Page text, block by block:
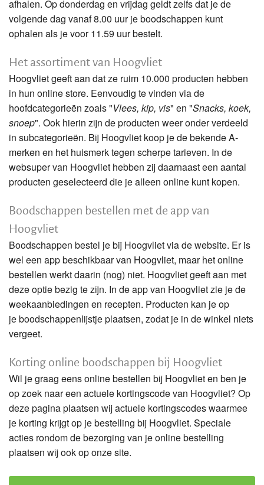
afhalen. Op donderdag en vrijdag geldt zelfs dat je de
volgende dag vanaf 8.00 uur je boodschappen kunt
ophalen als je voor 11.59 uur bestelt.
Het assortiment van Hoogvliet
Hoogvliet geeft aan dat ze ruim 10.000 producten hebben
in hun online store. Eenvoudig te vinden via de
hoofdcategorieën zoals "Vlees, kip, vis" en "Snacks, koek,
snoep". Ook hierin zijn de producten weer onder verdeeld
in subcategorieën. Bij Hoogvliet koop je de bekende A-
merken en het huismerk tegen scherpe tarieven. In de
websuper van Hoogvliet hebben zij daarnaast een aantal
producten geselecteerd die je alleen online kunt kopen.
Boodschappen bestellen met de app van
Hoogvliet
Boodschappen bestel je bij Hoogvliet via de website. Er is
wel een app beschikbaar van Hoogvliet, maar het online
bestellen werkt daarin (nog) niet. Hoogvliet geeft aan met
deze optie bezig te zijn. In de app van Hoogvliet zie je de
weekaanbiedingen en recepten. Producten kan je op
je boodschappenlijstje plaatsen, zodat je in de winkel niets
vergeet.
Korting online boodschappen bij Hoogvliet
Wil je graag eens online bestellen bij Hoogvliet en ben je
op zoek naar een actuele kortingscode van Hoogvliet? Op
deze pagina plaatsen wij actuele kortingscodes waarmee
je korting krijgt op je bestelling bij Hoogvliet. Speciale
acties rondom de bezorging van je online bestelling
plaatsen wij ook op onze site.